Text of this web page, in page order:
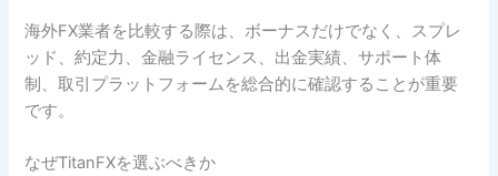
海外FX業者を比較する際は、ボーナスだけでなく、スプレ
ッド、約定力、金融ライセンス、出金実績、サポート体
制、取引プラットフォームを総合的に確認することが重要
です。
なぜTitanFXを選ぶべきか